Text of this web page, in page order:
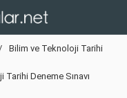
Bilim ve Teknoloji Tarihi
Deneme Sınavı